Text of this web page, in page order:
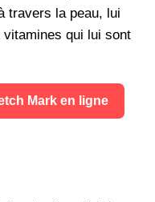
travers la peau, lui
qui lui sont
Mark en ligne